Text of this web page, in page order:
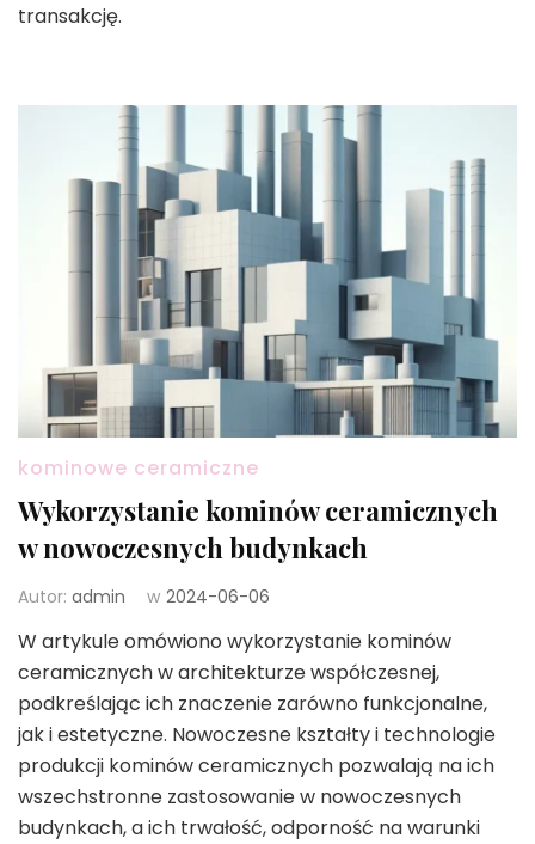
transakcję.
kominowe ceramiczne
Wykorzystanie kominów ceramicznych
w nowoczesnych budynkach
Autor: admin w 2024-06-06
W artykule omówiono wykorzystanie kominów
ceramicznych w architekturze współczesnej,
podkreślając ich znaczenie zarówno funkcjonalne,
jak i estetyczne. Nowoczesne kształty i technologie
produkcji kominów ceramicznych pozwalają na ich
wszechstronne zastosowanie w nowoczesnych
budynkach, a ich trwałość, odporność na warunki